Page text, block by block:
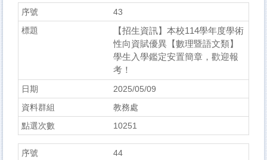
43
【招生資訊】本校114學年度學術
性向資賦優異【數理暨語文類】
學生入學鑑定安置簡章，歡迎報
考！
2025/05/09
教務處
10251
44